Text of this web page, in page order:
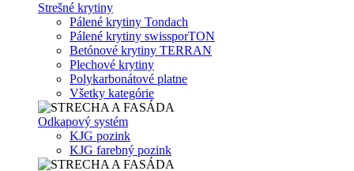
Strešné krytiny
Pálené krytiny Tondach
Pálené krytiny swissporTON
Betónové krytiny TERRAN
Plechové krytiny
Polykarbonátové platne
Všetky kategórie
Odkapový systém
KJG pozink
KJG farebný pozink